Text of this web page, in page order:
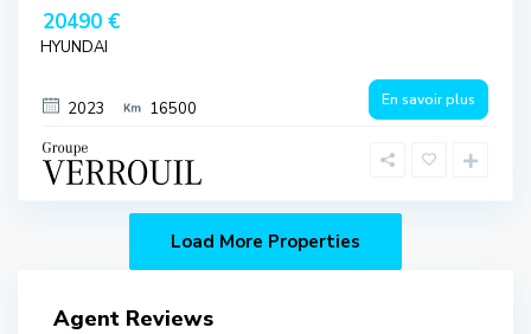
20490 €
HYUNDAI
2023 16500 En savoir plus
Agent Reviews